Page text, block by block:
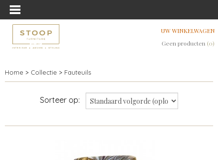
UW WINKELWAGEN
Geen producten (0)
Home > Collectie > Fauteuils
Sorteer op: